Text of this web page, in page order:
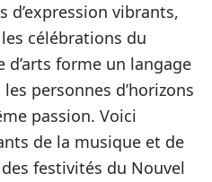
d’expression vibrants,
célébrations du
d’arts forme un langage
personnes d’horizons
passion. Voici
de la musique et de
festivités du Nouvel